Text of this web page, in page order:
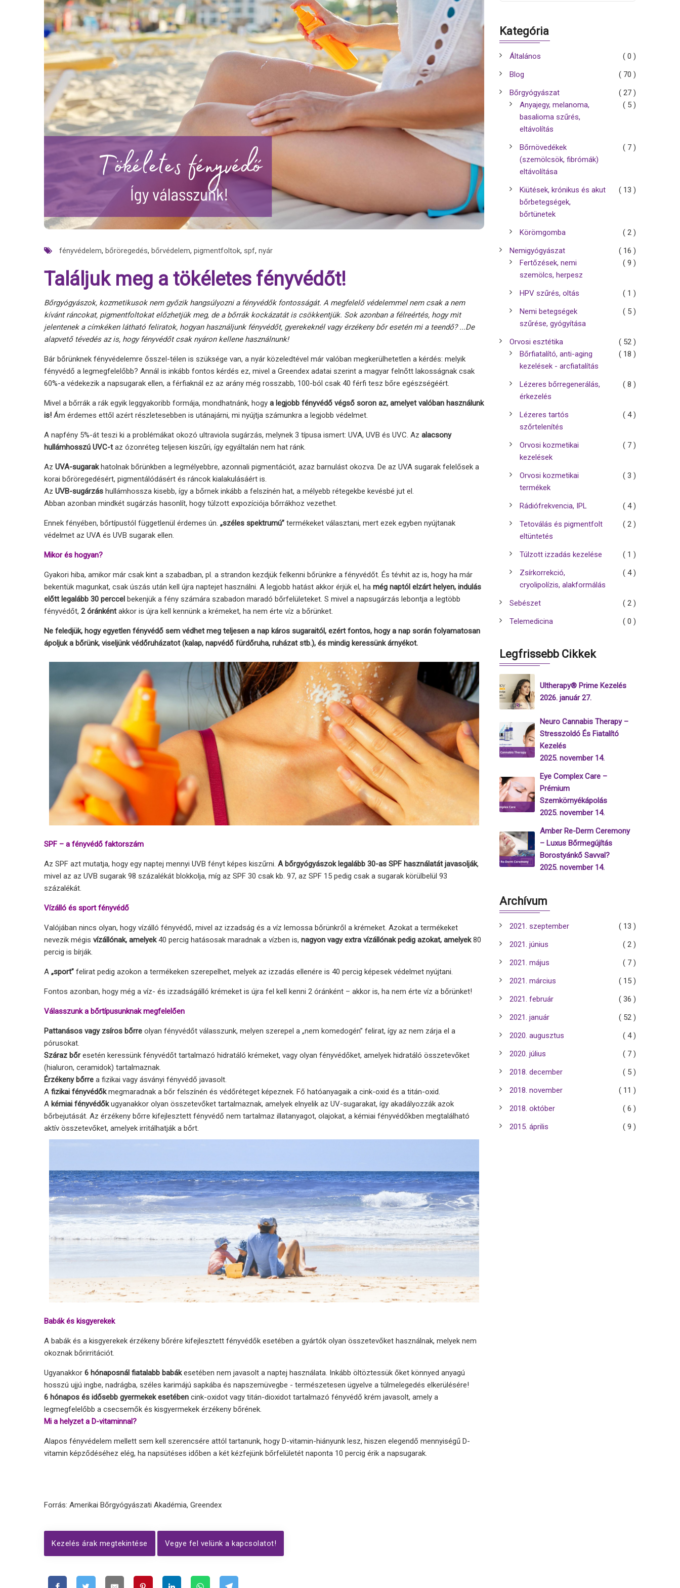
Túlzott izzadás kezelése
Orvosi kozmetikai kezelések
Orvosi kozmetikai termékek
fényvédelem, bőröregedés, bőrvédelem, pigmentfoltok, spf, nyár
Találjuk meg a tökéletes fényvédőt!
Bőrgyógyászok, kozmetikusok nem győzik hangsúlyozni a fényvédők fontosságát. A megfelelő védelemmel nem csak a nem
kívánt ráncokat, pigmentfoltokat előzhetjük meg, de a bőrrák kockázatát is csökkentjük. Sok azonban a félreértés, hogy mit
jelentenek a címkéken látható feliratok, hogyan használjunk fényvédőt, gyerekeknél vagy érzékeny bőr esetén mi a teendő? ...De
alapvető tévedés az is, hogy fényvédőt csak nyáron kellene használnunk!
Bár bőrünknek fényvédelemre ősszel-télen is szüksége van, a nyár közeledtével már valóban megkerülhetetlen a kérdés: melyik
fényvédő a legmegfelelőbb? Annál is inkább fontos kérdés ez, mivel a Greendex adatai szerint a magyar felnőtt lakosságnak csak
60%-a védekezik a napsugarak ellen, a férfiaknál ez az arány még rosszabb, 100-ból csak 40 férfi tesz bőre egészségéért.
Mivel a bőrrák a rák egyik leggyakoribb formája, mondhatnánk, hogy a legjobb fényvédő végső soron az, amelyet valóban használunk
is! Ám érdemes ettől azért részletesebben is utánajárni, mi nyújtja számunkra a legjobb védelmet.
A napfény 5%-át teszi ki a problémákat okozó ultraviola sugárzás, melynek 3 típusa ismert: UVA, UVB és UVC. Az alacsony
hullámhosszú UVC-taz ózonréteg teljesen kiszűri, így egyáltalán nem hat ránk.
Az UVA-sugarakhatolnak bőrünkben a legmélyebbre, azonnali pigmentációt, azaz barnulást okozva. De az UVA sugarak felelősek a
korai bőröregedésért, pigmentálódásért és ráncok kialakulásáért is.
Az UVB-sugárzás hullámhossza kisebb, így a bőrnek inkább a felszínén hat, a mélyebb rétegekbe kevésbé jut el.
Abban azonban mindkét sugárzás hasonlít, hogy túlzott expozíciója bőrrákhoz vezethet.
Ennek fényében, bőrtípustól függetlenül érdemes ún. „széles spektrumú” termékeket választani, mert ezek egyben nyújtanak
védelmet az UVA és UVB sugarak ellen.
Mikor és hogyan?
Gyakori hiba, amikor már csak kint a szabadban, pl. a strandon kezdjük felkenni bőrünkre a fényvédőt. És tévhit az is, hogy ha már
bekentük magunkat, csak úszás után kell újra naptejet használni. A legjobb hatást akkor érjük el, ha még naptól elzárt helyen, indulás
előtt legalább 30 perccel bekenjük a fény számára szabadon maradó bőrfelületeket. S mivel a napsugárzás lebontja a legtöbb
fényvédőt, 2 óránkéntakkor is újra kell kennünk a krémeket, ha nem érte víz a bőrünket.
Ne feledjük, hogy egyetlen fényvédő sem védhet meg teljesen a nap káros sugaraitól, ezért fontos, hogy a nap során folyamatosan
ápoljuk a bőrünk, viseljünk védőruházatot (kalap, napvédő fürdőruha, ruházat stb.), és mindig keressünk árnyékot.
SPF – a fényvédő faktorszám
Az SPF azt mutatja, hogy egy naptej mennyi UVB fényt képes kiszűrni. A bőrgyógyászok legalább 30-as SPF használatát javasolják,
mivel az az UVB sugarak 98 százalékát blokkolja, míg az SPF 30 csak kb. 97, az SPF 15 pedig csak a sugarak körülbelül 93
százalékát.
Vízálló és sport fényvédő
Valójában nincs olyan, hogy vízálló fényvédő, mivel az izzadság és a víz lemossa bőrünkről a krémeket. Azokat a termékeket
nevezik mégis vízállónak, amelyek40 percig hatásosak maradnak a vízben is, nagyon vagy extra vízállónak pedig azokat, amelyek80
percig is bírják.
A „sport” felirat pedig azokon a termékeken szerepelhet, melyek az izzadás ellenére is 40 percig képesek védelmet nyújtani.
Fontos azonban, hogy még a víz- és izzadságálló krémeket is újra fel kell kenni 2 óránként – akkor is, ha nem érte víz a bőrünket!
Válasszunk a bőrtípusunknak megfelelően
Pattanásos vagy zsíros bőrre olyan fényvédőt válasszunk, melyen szerepel a „nem komedogén” felirat, így az nem zárja el a
pórusokat.
Száraz bőresetén keressünk fényvédőt tartalmazó hidratáló krémeket, vagy olyan fényvédőket, amelyek hidratáló összetevőket
(hialuron, ceramidok) tartalmaznak.
Érzékeny bőrre a fizikai vagy ásványi fényvédő javasolt.
A fizikai fényvédőkmegmaradnak a bőr felszínén és védőréteget képeznek. Fő hatóanyagaik a cink-oxid és a titán-oxid.
A kémiai fényvédőkugyanakkor olyan összetevőket tartalmaznak, amelyek elnyelik az UV-sugarakat, így akadályozzák azok
bőrbejutását. Az érzékeny bőrre kifejlesztett fényvédő nem tartalmaz illatanyagot, olajokat, a kémiai fényvédőkben megtalálható
aktív összetevőket, amelyek irritálhatják a bőrt.
Babák és kisgyerekek
A babák és a kisgyerekek érzékeny bőrére kifejlesztett fényvédők esetében a gyártók olyan összetevőket használnak, melyek nem
okoznak bőrirritációt.
Ugyanakkor 6 hónaposnál fiatalabb babákesetében nem javasolt a naptej használata. Inkább öltöztessük őket könnyed anyagú
hosszú ujjú ingbe, nadrágba, széles karimájú sapkába és napszemüvegbe - természetesen ügyelve a túlmelegedés elkerülésére!
6 hónapos és idősebb gyermekek esetében cink-oxidot vagy titán-dioxidot tartalmazó fényvédő krém javasolt, amely a
legmegfelelőbb a csecsemők és kisgyermekek érzékeny bőrének.
Mi a helyzet a D-vitaminnal?
Alapos fényvédelem mellett sem kell szerencsére attól tartanunk, hogy D-vitamin-hiányunk lesz, hiszen elegendő mennyiségű D-
vitamin képződéséhez elég, ha napsütéses időben a két kézfejünk bőrfelületét naponta 10 percig érik a napsugarak.
Forrás: Amerikai Bőrgyógyászati ​​Akadémia, Greendex
Kezelés árak megtekintése Vegye fel velünk a kapcsolatot!
Kategória
Általános
( 0 )
Blog
( 70 )
Bőrgyógyászat
( 27 )
Anyajegy, melanoma,
basalioma szűrés,
eltávolítás
( 5 )
Bőrnövedékek
(szemölcsök, fibrómák)
eltávolítása
( 7 )
Kiütések, krónikus és akut
bőrbetegségek,
bőrtünetek
( 13 )
Körömgomba
( 2 )
Nemigyógyászat
( 16 )
Fertőzések, nemi
szemölcs, herpesz
( 9 )
HPV szűrés, oltás
( 1 )
Nemi betegségek
szűrése, gyógyítása
( 5 )
Orvosi esztétika
( 52 )
Bőrfiatalító, anti-aging
kezelések - arcfiatalítás
( 18 )
Lézeres bőrregenerálás,
érkezelés
( 8 )
Lézeres tartós
szőrtelenítés
( 4 )
Orvosi kozmetikai
kezelések
( 7 )
Orvosi kozmetikai
termékek
( 3 )
Rádiófrekvencia, IPL
( 4 )
Tetoválás és pigmentfolt
eltüntetés
( 2 )
Túlzott izzadás kezelése
( 1 )
Zsírkorrekció,
cryolipolízis, alakformálás
( 4 )
Sebészet
( 2 )
Telemedicina
( 0 )
Legfrissebb Cikkek
Ultherapy® Prime Kezelés
2026. január 27.
Neuro Cannabis Therapy –
Stresszoldó És Fiatalító
Kezelés
2025. november 14.
Eye Complex Care –
Prémium
Szemkörnyékápolás
2025. november 14.
Amber Re-Derm Ceremony
– Luxus Bőrmegújítás
Borostyánkő Savval?
2025. november 14.
Archívum
2021. szeptember
( 13 )
2021. június
( 2 )
2021. május
( 7 )
2021. március
( 15 )
2021. február
( 36 )
2021. január
( 52 )
2020. augusztus
( 4 )
2020. július
( 7 )
2018. december
( 5 )
2018. november
( 11 )
2018. október
( 6 )
2015. április
( 9 )